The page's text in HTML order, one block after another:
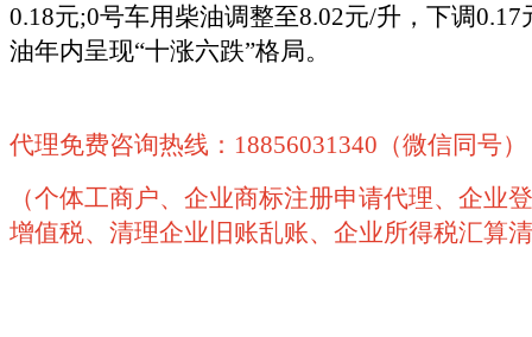
0.18元;0号车用柴油调整至8.02元/升，下调
油年内呈现“十涨六跌”格局。
代理免费咨询热线：18856031340（微信同号）
（个体工商户、企业商标注册申请代理、企
增值税、清理企业旧账乱账、企业所得税汇算